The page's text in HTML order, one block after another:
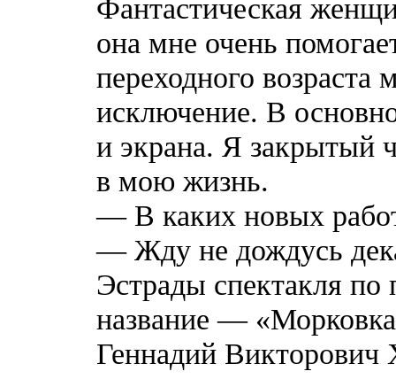
Фантастическая
она мне очень
переходного
исключение. В
и экрана. Я закрытый
в мою жизнь.
— В каких новых
— Жду не дождусь
Эстрады спектакля по
название —
Геннадий